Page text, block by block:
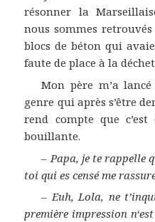
résonner la
nous sommes
blocs de béton qui
faute de place à la
Mon père m’a
genre qui après s’être
rend compte que c’est
bouillante.
– Papa, je te rappelle
toi qui es censé me
–Euh, Lola, ne
première impression